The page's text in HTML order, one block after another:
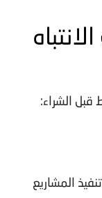
قبل الشراء:
المشاريع